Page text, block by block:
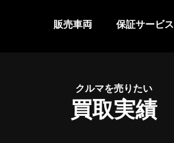
販売車両 保証サービス
クルマを売りたい
買取実績